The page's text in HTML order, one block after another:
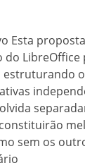
Esta
do LibreOffice
estruturando
sem os